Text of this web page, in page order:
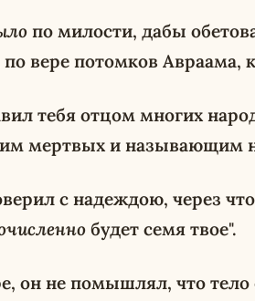
по милости, дабы
по вере потомков Авраама,
тебя отцом многих
мертвых и называющим
с надеждою, через
будет семя твое".
он не помышлял, что тело